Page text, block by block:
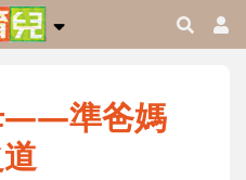
——準爸媽